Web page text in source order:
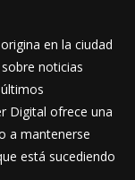
en la ciudad
noticias
Digital ofrece una
a mantenerse
está sucediendo